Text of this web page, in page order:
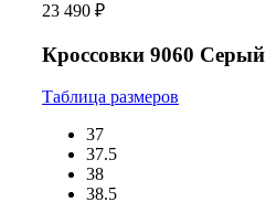
23 490 ₽
Кроссовки 9060 Серый
Таблица размеров
37
37.5
38
38.5